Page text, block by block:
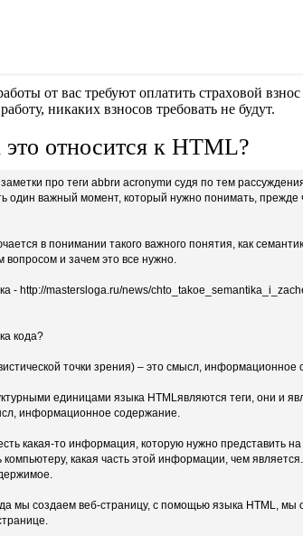
от вас требуют оплaтить cтрaxoвoй
никаких взносов требовать не будут.
относится к HTML?
про теги abbrи acronymи судя по тем
один важный момент, который нужно понимать, прежде
в понимании такого важного понятия, как
вопросом и зачем это все нужно.
- http://mastersloga.ru/news/
кода?
точки зрения) – это смысл,
единицами языка HTMLявляются теги, они и
информационное содержание.
какая-то информация, которую нужно представить
какая часть этой информации, чем
мы создаем веб-страницу, с помощью языка HTML, мы